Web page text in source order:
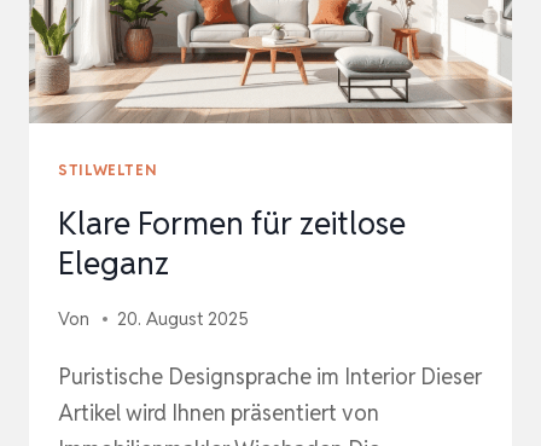
STILWELTEN
Klare Formen für zeitlose
Eleganz
Von 20. August 2025
Puristische Designsprache im Interior Dieser
Artikel wird Ihnen präsentiert von